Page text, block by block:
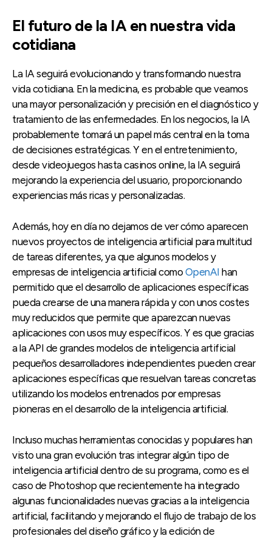
El futuro de la IA en nuestra vida
cotidiana
La IA seguirá evolucionando y transformando nuestra
vida cotidiana. En la medicina, es probable que veamos
una mayor personalización y precisión en el diagnóstico y
tratamiento de las enfermedades. En los negocios, la IA
probablemente tomará un papel más central en la toma
de decisiones estratégicas. Y en el entretenimiento,
desde videojuegos hasta casinos online, la IA seguirá
mejorando la experiencia del usuario, proporcionando
experiencias más ricas y personalizadas.
Además, hoy en día no dejamos de ver cómo aparecen
nuevos proyectos de inteligencia artificial para multitud
de tareas diferentes, ya que algunos modelos y
empresas de inteligencia artificial como OpenAI han
permitido que el desarrollo de aplicaciones específicas
pueda crearse de una manera rápida y con unos costes
muy reducidos que permite que aparezcan nuevas
aplicaciones con usos muy específicos. Y es que gracias
a la API de grandes modelos de inteligencia artificial
pequeños desarrolladores independientes pueden crear
aplicaciones específicas que resuelvan tareas concretas
utilizando los modelos entrenados por empresas
pioneras en el desarrollo de la inteligencia artificial.
Incluso muchas herramientas conocidas y populares han
visto una gran evolución tras integrar algún tipo de
inteligencia artificial dentro de su programa, como es el
caso de Photoshop que recientemente ha integrado
algunas funcionalidades nuevas gracias a la inteligencia
artificial, facilitando y mejorando el flujo de trabajo de los
profesionales del diseño gráfico y la edición de